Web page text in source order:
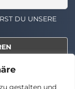
gestalten und
DU UNSERE